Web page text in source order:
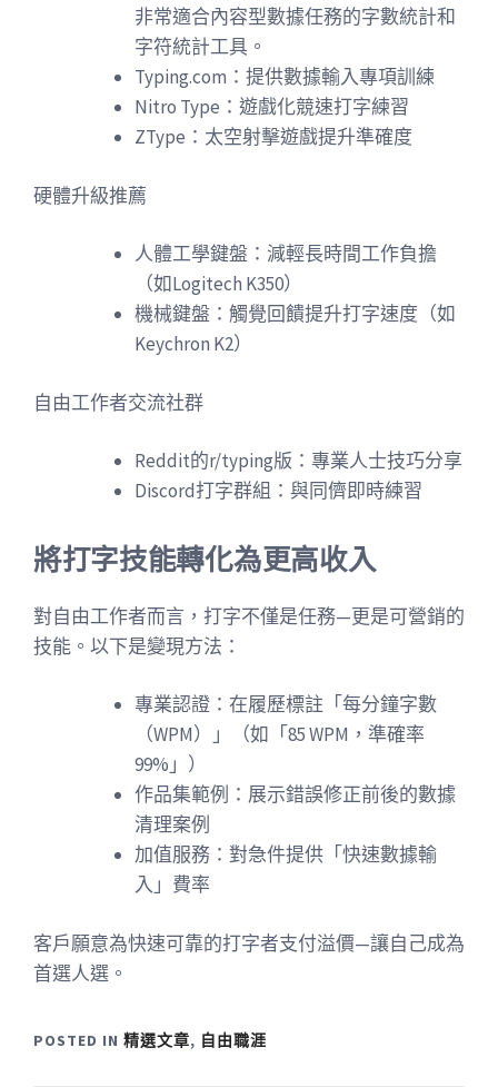
非常適合內容型數據任務的字數統計和
字符統計工具。
Typing.com：提供數據輸入專項訓練
Nitro Type：遊戲化競速打字練習
ZType：太空射擊遊戲提升準確度
硬體升級推薦
人體工學鍵盤：減輕長時間工作負擔
（如Logitech K350）
機械鍵盤：觸覺回饋提升打字速度（如
Keychron K2）
自由工作者交流社群
Reddit的r/typing版：專業人士技巧分享
Discord打字群組：與同儕即時練習
將打字技能轉化為更高收入
對自由工作者而言，打字不僅是任務—更是可營銷的
技能。以下是變現方法：
專業認證：在履歷標註「每分鐘字數
（WPM）」（如「85 WPM，準確率
99%」）
作品集範例：展示錯誤修正前後的數據
清理案例
加值服務：對急件提供「快速數據輸
入」費率
客戶願意為快速可靠的打字者支付溢價—讓自己成為
首選人選。
POSTED IN 精選文章, 自由職涯